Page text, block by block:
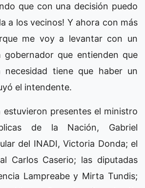
que con una decisión puedo
a los vecinos! Y ahora con más
me voy a levantar con un
gobernador que entienden que
necesidad tiene que haber un
el intendente.
estuvieron presentes el ministro
de la Nación, Gabriel
del INADI, Victoria Donda; el
Carlos Caserio; las diputadas
Lampreabe y Mirta Tundis;